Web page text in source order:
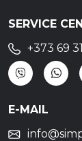
SERVICE
+373 69
E-MAIL